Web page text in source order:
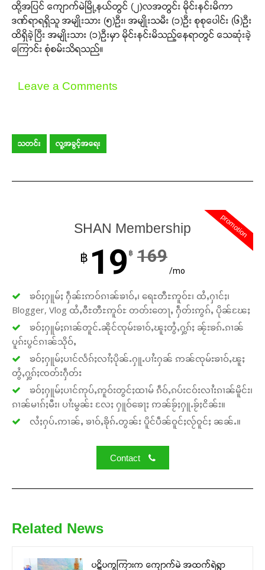
heard, every voice counts, and
justice can thrive.
ထို့အပြင် ကျောက်မဲမြို့နယ်တွင် (၂)လအတွင်း မိုင်းနင်းမိကာ
ဒဏ်ရာရရှိသူ အမျိုးသား (၅)ဦး၊ အမျိုးသမီး (၁)ဦး စုစုပေါင်း (၆)ဦး
ထိရှိခဲ့ပြီး အမျိုးသား (၁)ဦးမှာ မိုင်းနင်းမိသည့်နေရာတွင် သေဆုံးခဲ့
ကြောင်း စုံစမ်းသိရသည်။
Leave a Comments
သတင်း လူ့အခွင့်အရေး
promotion
SHAN Membership
฿ 19 ฿ 169
/mo
ၶဝ်ႈႁူမ်ႈ ႁဵၼ်းဢဝ်ၵၢၼ်ၶၢဝ်ႇ၊ ရေႊတီႊဢူဝ်ႊ၊ ထႆႇႁၢင်ႈ၊
Blogger, Vlog ထႆႇဝီႊတီႊဢူဝ်ႊ တတ်းတေႃႇ ႁဵတ်းဢွၵ်ႇ ပိုၼ်ၽႄႈ
ၶဝ်ႈႁူမ်ႈၵၢၼ်တူင်ႉၼိုင်ၸုမ်းၶၢဝ်ႇၽူႈတွႆႇႁွၵ်ႈ ၼႂ်းၶၵ်ႉၵၢၼ်
ပူၵ်းပွင်ၵၢၼ်သိုဝ်ႇ
ၶဝ်ႈႁူမ်ႈပၢင်လႅၵ်ႈလၢႆႈပိုၼ်ႉႁူႉပၢႆးႁၼ် ဢၼ်ၸုမ်းၶၢဝ်ႇၽူႈ
တွႆႇႁွၵ်ႈၸတ်းႁဵတ်း
ၶဝ်ႈႁူမ်ႈပၢင်ဢုပ်ႇဢူဝ်းတွင်ႈထၢမ် ၵဵဝ်ႇၵပ်းငဝ်းလၢႆးၵၢၼ်မိူင်း၊
ၵၢၼ်မၢၵ်ႈမီး၊ ပၢႆးမွၼ်း လႄႈ ႁူဝ်ၶေႃႈ ဢၼ်ၶႂ်ႈႁူႉၶႂ်ႈငိၼ်း။
လႆႈႁပ်ႉဢၢၼ်ႇ ၶၢဝ်ႇၶိုၵ်ႉတွၼ်း ပိူင်ပဵၼ်ဝူင်ႈလႂ်ဝူင်ႈ ၼၼ်ႉ။
Contact
Related News
ပဋိပက္ခကြားက ကျောက်မဲ အထက်ရဲရွာ